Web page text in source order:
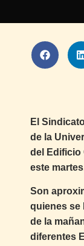
El
de la
del Edificio
este
Son
quienes se
de la
diferentes